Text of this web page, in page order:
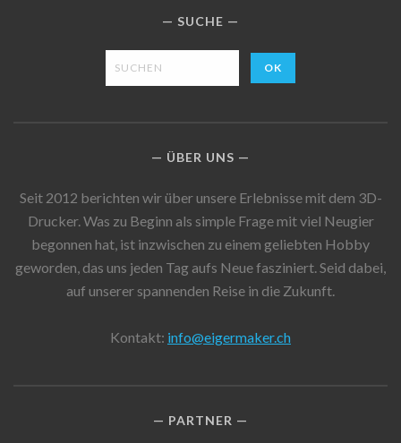
SUCHE
ÜBER UNS
Seit 2012 berichten wir über unsere Erlebnisse mit dem 3D-
Drucker. Was zu Beginn als simple Frage mit viel Neugier
begonnen hat, ist inzwischen zu einem geliebten Hobby
geworden, das uns jeden Tag aufs Neue fasziniert. Seid dabei,
auf unserer spannenden Reise in die Zukunft.
Kontakt: info@eigermaker.ch
PARTNER